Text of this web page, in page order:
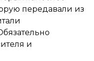
передавали из
и